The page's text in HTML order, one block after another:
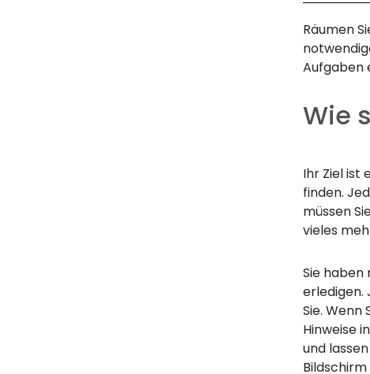
Räumen
Aufgaben
Wie
Ihr Ziel ist
finden.
müssen
vieles
Sie haben
erledigen.
Sie. Wenn
Hinweise
und